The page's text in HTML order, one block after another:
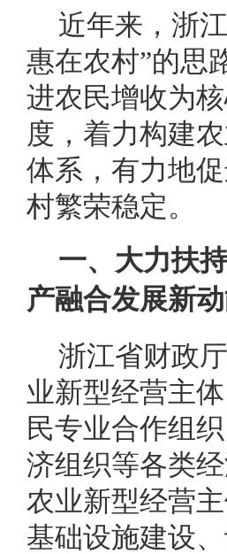
近年来，浙
惠在农村”的思
进农民增收为
度，着力构建
体系，有力地
村繁荣稳定。
一、大力扶
产融合发展新动
浙江省财政
业新型经营主
民专业合作组
济组织等各类
农业新型经营
基础设施建设